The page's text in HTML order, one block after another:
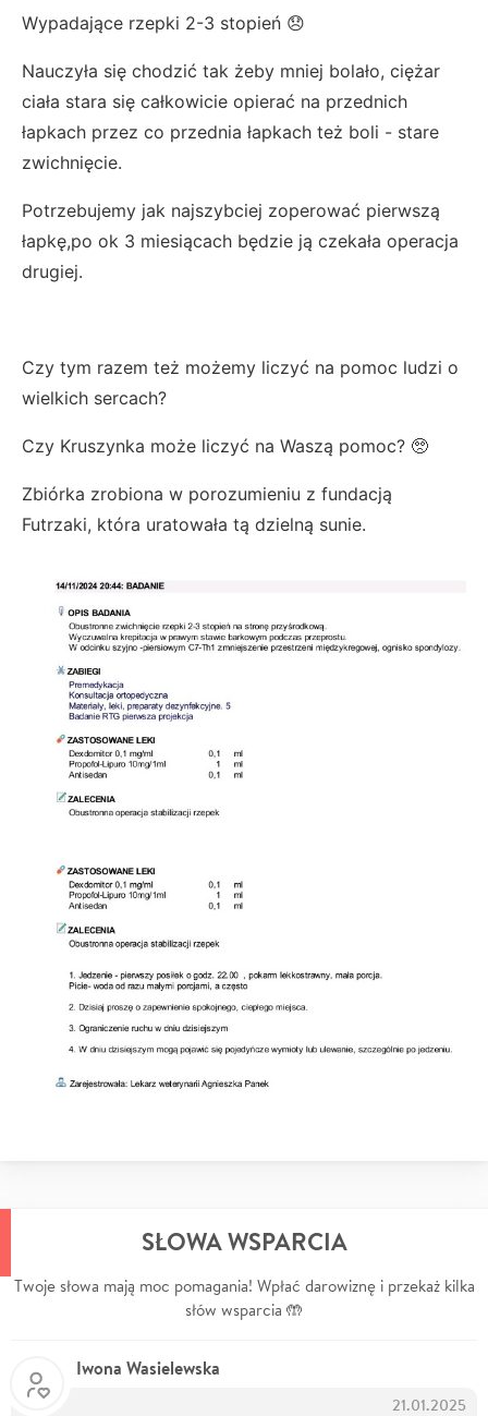
Wypadające rzepki 2-3 stopień 😞
Nauczyła się chodzić tak żeby mniej bolało, ciężar
ciała stara się całkowicie opierać na przednich
łapkach przez co przednia łapkach też boli - stare
zwichnięcie.
Potrzebujemy jak najszybciej zoperować pierwszą
łapkę,po ok 3 miesiącach będzie ją czekała operacja
drugiej.
Czy tym razem też możemy liczyć na pomoc ludzi o
wielkich sercach?
Czy Kruszynka może liczyć na Waszą pomoc? 🥺
Zbiórka zrobiona w porozumieniu z fundacją
Futrzaki, która uratowała tą dzielną sunie.
SŁOWA WSPARCIA
Twoje słowa mają moc pomagania! Wpłać darowiznę i przekaż kilka
słów wsparcia 🤲
Iwona Wasielewska
21.01.2025